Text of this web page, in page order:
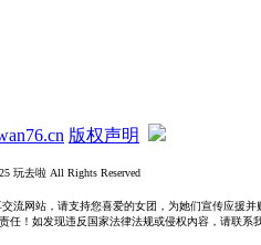
版权声明
玩去啦 All Rights Reserved
流网站，请支持您喜爱的女团，为她们宣传应援
任！如发现违反国家法律法规或侵权內容，请联系